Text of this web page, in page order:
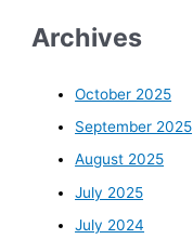
Archives
October 2025
September 2025
August 2025
July 2025
July 2024